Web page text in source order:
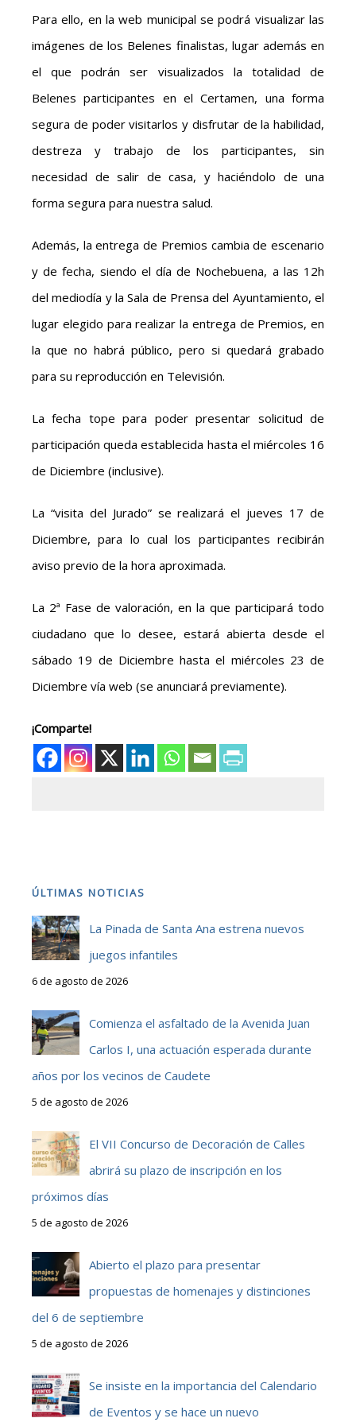
Para ello, en la web municipal se podrá visualizar las
imágenes de los Belenes finalistas, lugar además en
el que podrán ser visualizados la totalidad de
Belenes participantes en el Certamen, una forma
segura de poder visitarlos y disfrutar de la habilidad,
destreza y trabajo de los participantes, sin
necesidad de salir de casa, y haciéndolo de una
forma segura para nuestra salud.
Además, la entrega de Premios cambia de escenario
y de fecha, siendo el día de Nochebuena, a las 12h
del mediodía y la Sala de Prensa del Ayuntamiento, el
lugar elegido para realizar la entrega de Premios, en
la que no habrá público, pero si quedará grabado
para su reproducción en Televisión.
La fecha tope para poder presentar solicitud de
participación queda establecida hasta el miércoles 16
de Diciembre (inclusive).
La “visita del Jurado” se realizará el jueves 17 de
Diciembre, para lo cual los participantes recibirán
aviso previo de la hora aproximada.
La 2ª Fase de valoración, en la que participará todo
ciudadano que lo desee, estará abierta desde el
sábado 19 de Diciembre hasta el miércoles 23 de
Diciembre vía web (se anunciará previamente).
¡Comparte!
ÚLTIMAS NOTICIAS
La Pinada de Santa Ana estrena nuevos
juegos infantiles
6 de agosto de 2026
Comienza el asfaltado de la Avenida Juan
Carlos I, una actuación esperada durante
años por los vecinos de Caudete
5 de agosto de 2026
El VII Concurso de Decoración de Calles
abrirá su plazo de inscripción en los
próximos días
5 de agosto de 2026
Abierto el plazo para presentar
propuestas de homenajes y distinciones
del 6 de septiembre
5 de agosto de 2026
Se insiste en la importancia del Calendario
de Eventos y se hace un nuevo